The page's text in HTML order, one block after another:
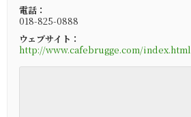
電話：
018-825-0888
ウェブサイト：
http://www.cafebrugge.com/index.html